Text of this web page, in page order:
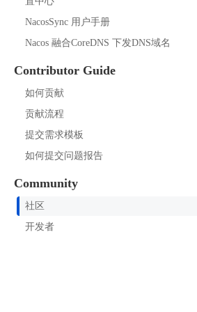
NacosSync 用户手册
Nacos 融合CoreDNS 下发DNS域名
Contributor Guide
如何贡献
贡献流程
提交需求模板
如何提交问题报告
Community
社区
开发者